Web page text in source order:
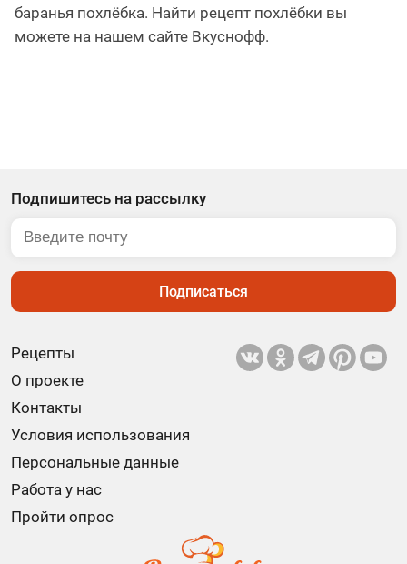
баранья похлёбка. Найти рецепт похлёбки вы
можете на нашем сайте Вкуснофф.
Рецепты
О проекте
Контакты
Условия использования
Персональные данные
Работа у нас
Пройти опрос
Подпишитесь на рассылку
Подписаться